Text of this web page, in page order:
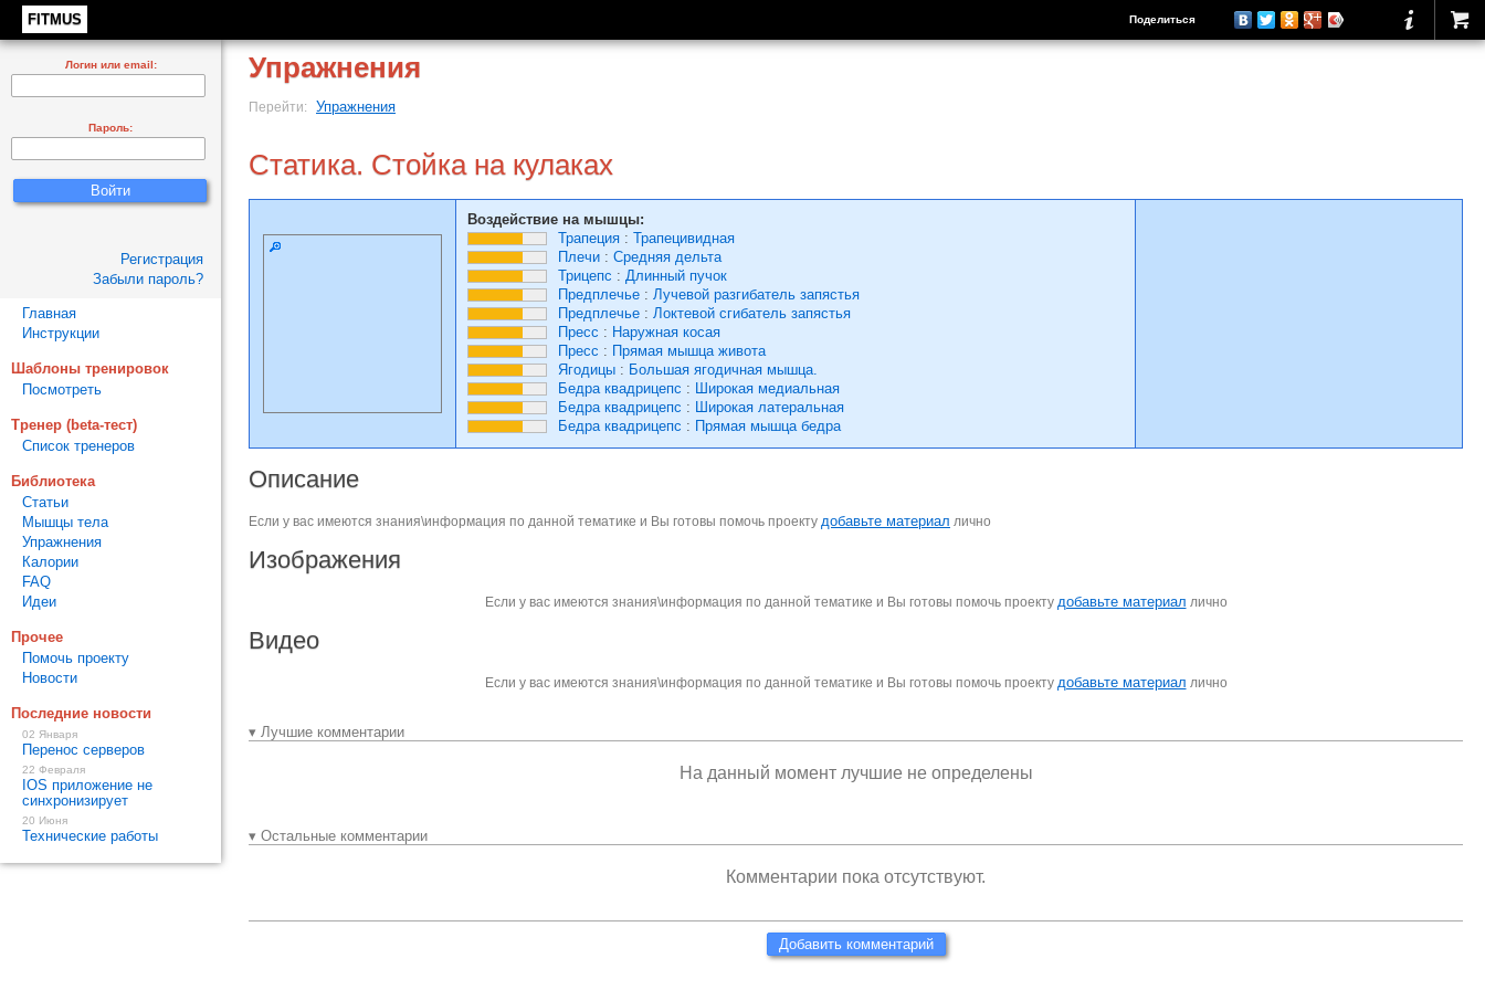
FITMUS Поделиться
Упражнения
Перейти: Упражнения
Статика. Стойка на кулаках
Воздействие на мышцы:
Трапеция : Трапецивидная
Плечи : Средняя дельта
Трицепс : Длинный пучок
Предплечье : Лучевой разгибатель запястья
Предплечье : Локтевой сгибатель запястья
Пресс : Наружная косая
Пресс : Прямая мышца живота
Ягодицы : Большая ягодичная мышца.
Бедра квадрицепс : Широкая медиальная
Бедра квадрицепс : Широкая латеральная
Бедра квадрицепс : Прямая мышца бедра
Описание
Если у вас имеются знания\информация по данной тематике и Вы готовы помочь проекту добавьте материал лично
Изображения
Если у вас имеются знания\информация по данной тематике и Вы готовы помочь проекту добавьте материал лично
Видео
Если у вас имеются знания\информация по данной тематике и Вы готовы помочь проекту добавьте материал лично
▾ Лучшие комментарии
На данный момент лучшие не определены
▾ Остальные комментарии
Комментарии пока отсутствуют.
Добавить комментарий
Логин или email:
Пароль:
Регистрация
Забыли пароль?
Главная
Инструкции
Шаблоны тренировок
Посмотреть
Тренер (beta-тест)
Список тренеров
Библиотека
Статьи
Мышцы тела
Упражнения
Калории
FAQ
Идеи
Прочее
Помочь проекту
Новости
Последние новости
02 Января
Перенос серверов
22 Февраля
IOS приложение не
синхронизирует
20 Июня
Технические работы